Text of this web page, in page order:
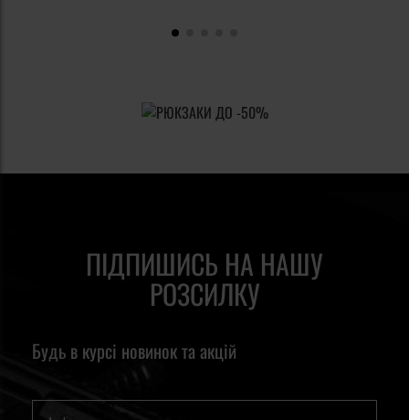
ПІДПИШИСЬ НА НАШУ
РОЗСИЛКУ
Будь в курсі новинок та акцій